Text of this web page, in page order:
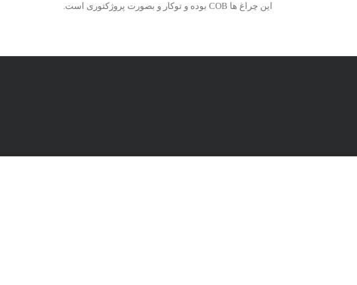
این چراغ ها COB بوده و توکار و بصورت پروژکتوری است.